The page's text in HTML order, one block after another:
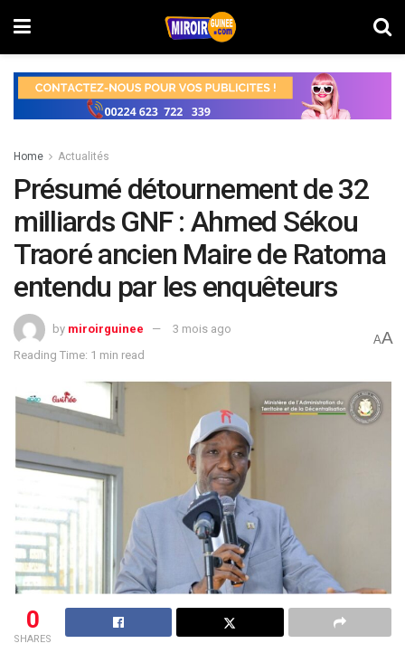
Home Actualités
Présumé détournement de 32
milliards GNF : Ahmed Sékou
Traoré ancien Maire de Ratoma
entendu par les enquêteurs
by miroirguinee
3 mois ago
Reading Time: 1 min read
AA
0
SHARES